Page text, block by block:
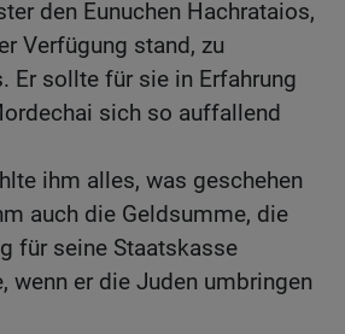
den Eunuchen Hachrataios,
Verfügung stand, zu
Er sollte für sie in Erfahrung
sich so auffallend
ihm alles, was geschehen
auch die Geldsumme, die
für seine Staatskasse
wenn er die Juden umbringen